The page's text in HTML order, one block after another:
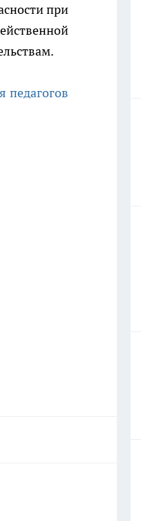
при
педагогов